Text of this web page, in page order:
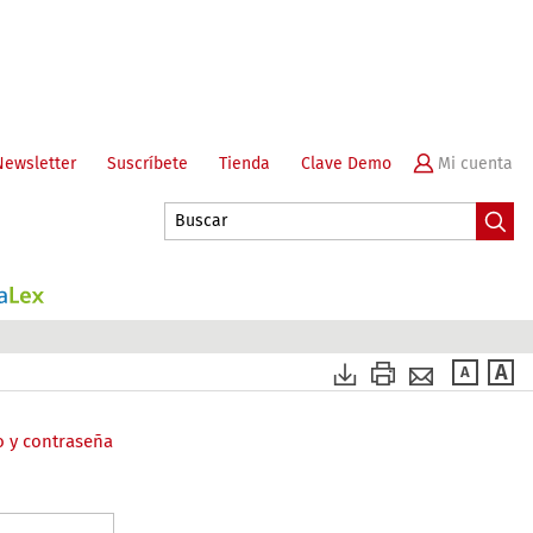
Suscríbete Tienda Clave Demo
y contraseña